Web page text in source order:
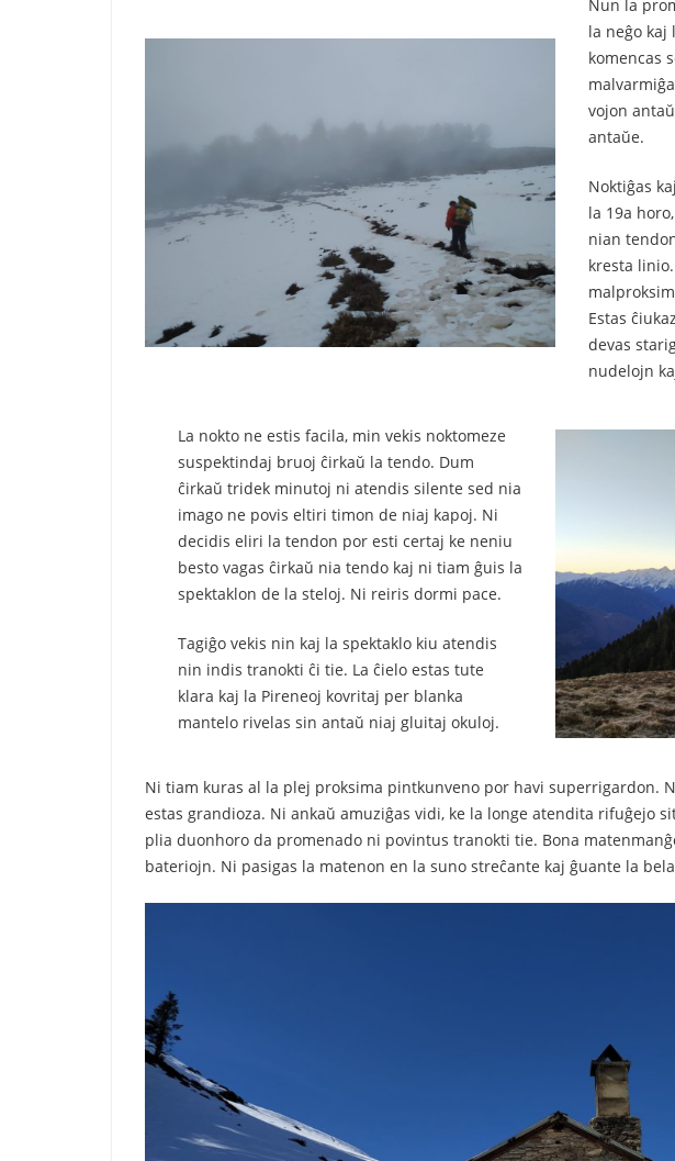
Nun la
la neĝo
komencas
vojon
antaŭe.
Noktiĝas
la 19a
nian
kresta
Estas
devas
nudelojn
La nokto ne estis facila, min vekis noktomeze
suspektindaj bruoj ĉirkaŭ la tendo. Dum
ĉirkaŭ tridek minutoj ni atendis silente sed nia
imago ne povis eltiri timon de niaj kapoj. Ni
decidis eliri la tendon por esti certaj ke neniu
besto vagas ĉirkaŭ nia tendo kaj ni tiam ĝuis la
spektaklon de la steloj. Ni reiris dormi pace.
Tagiĝo vekis nin kaj la spektaklo kiu atendis
nin indis tranokti ĉi tie. La ĉielo estas tute
klara kaj la Pireneoj kovritaj per blanka
mantelo rivelas sin antaŭ niaj gluitaj okuloj.
Ni tiam kuras al la plej proksima pintkunveno por havi superrigardon.
estas grandioza. Ni ankaŭ amuziĝas vidi, ke la longe atendita rifuĝejo
plia duonhoro da promenado ni povintus tranokti tie. Bona
bateriojn. Ni pasigas la matenon en la suno streĉante kaj ĝuante la